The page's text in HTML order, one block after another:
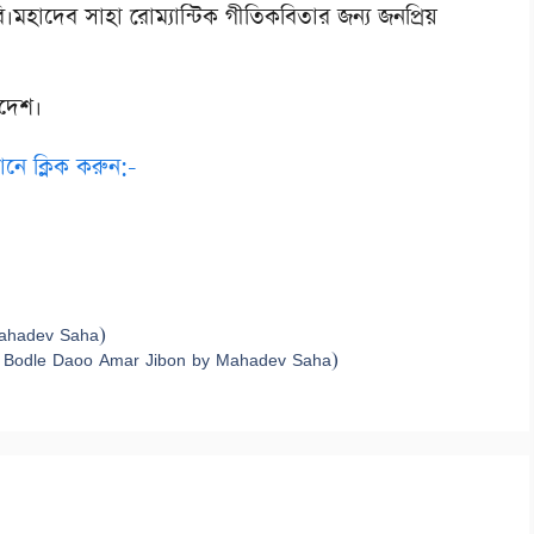
সাহা রোম্যান্টিক গীতিকবিতার জন্য জনপ্রিয়
ক্লিক করুন:-
Saha)
Daoo Amar Jibon by Mahadev Saha)